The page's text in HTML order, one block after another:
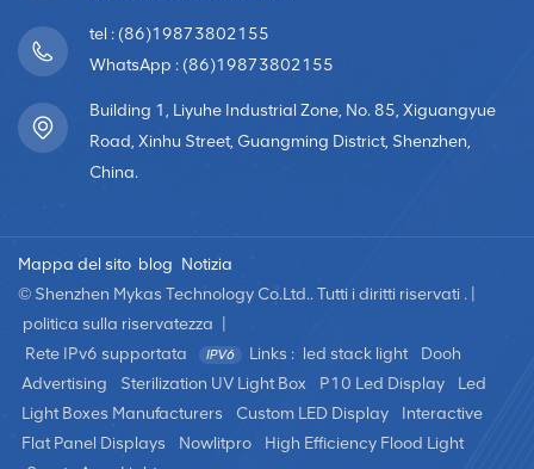
tel : (86)19873802155
WhatsApp : (86)19873802155
Building 1, Liyuhe Industrial Zone, No. 85, Xiguangyue
Road, Xinhu Street, Guangming District, Shenzhen,
China.
Mappa del sito blog Notizia
© Shenzhen Mykas Technology Co.Ltd.. Tutti i diritti riservati . |
politica sulla riservatezza
Rete IPv6 supportata
Links : led stack light
Dooh
Advertising
Sterilization UV Light Box P10 Led Display
Led
Light Boxes Manufacturers
Custom LED Display
Interactive
Flat Panel Displays
Nowlitpro
High Efficiency Flood Light